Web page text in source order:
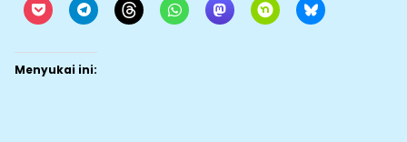
Menyukai ini: